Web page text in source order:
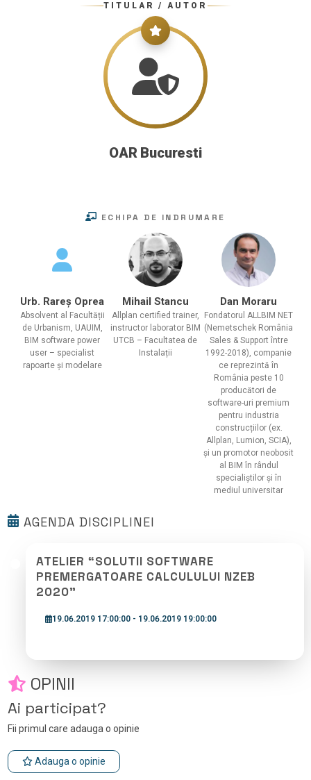
TITULAR / AUTOR
OAR Bucuresti
ECHIPA DE INDRUMARE
Urb. Rareș Oprea
Absolvent al Facultății
de Urbanism, UAUIM,
BIM software power
user – specialist
rapoarte și modelare
Mihail Stancu
Allplan certified trainer,
instructor laborator BIM
UTCB – Facultatea de
Instalații
Dan Moraru
Fondatorul ALLBIM NET
(Nemetschek România
Sales & Support între
1992-2018), companie
ce reprezintă în
România peste 10
producători de
software-uri premium
pentru industria
construcțiilor (ex.
Allplan, Lumion, SCIA),
și un promotor neobosit
al BIM în rândul
specialiștilor și în
mediul universitar
AGENDA DISCIPLINEI
ATELIER “SOLUTII SOFTWARE
PREMERGATOARE CALCULULUI NZEB
2020”
19.06.2019 17:00:00 - 19.06.2019 19:00:00
OPINII
Ai participat?
Fii primul care adauga o opinie
Adauga o opinie